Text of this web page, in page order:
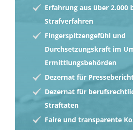
Erfahrung aus über 2.000
Strafverfahren
Fingerspitzengefühl und
Durchsetzungskraft im
Ermittlungsbehörden
Dezernat für
Dezernat für
Straftaten
Faire und transparente